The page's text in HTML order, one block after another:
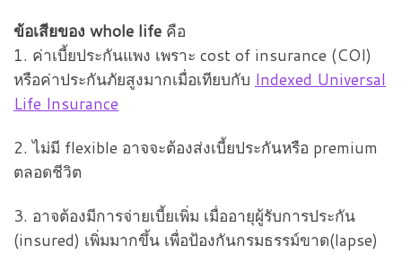
ข้อเสียของ whole life คือ
1. ค่าเบี้ยประกันแพง เพราะ cost of insurance (COI)
หรือค่าประกันภัยสูงมากเมื่อเทียบกับ Indexed Universal
Life Insurance
2. ไม่มี flexible อาจจะต้องส่งเบี้ยประกันหรือ premium
ตลอดชีวิต
3. อาจต้องมีการจ่ายเบี้ยเพิ่ม เมื่ออายุผู้รับการประกัน
(insured) เพิ่มมากขึ้น เพื่อป้องกันกรมธรรม์ขาด(lapse)